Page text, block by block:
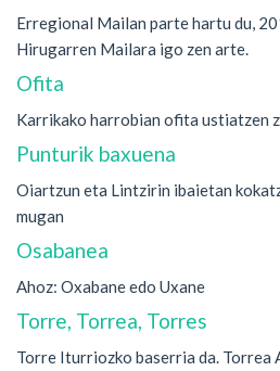
Erregional Mailan parte hartu du,
Hirugarren Mailara igo zen arte.
Ofita
Karrikako harrobian ofita ustiatzen
Punturik baxuena
Oiartzun eta Lintzirin ibaietan
mugan
Osabanea
Ahoz: Oxabane edo Uxane
Torre, Torrea, Torres
Torre Iturriozko baserria da. Torrea